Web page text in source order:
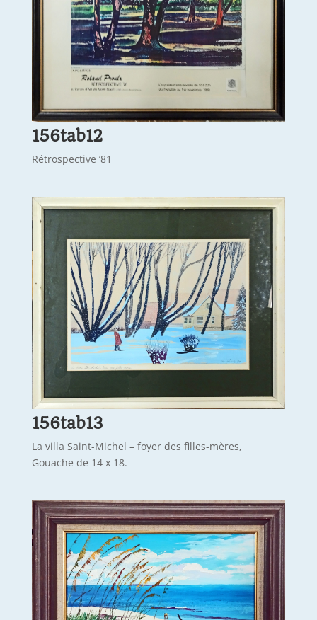
156tab12
Rétrospective ’81
156tab13
La villa Saint-Michel – foyer des filles-mères,
Gouache de 14 x 18.